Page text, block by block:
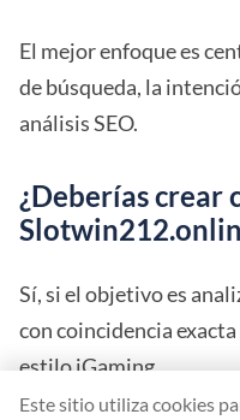
El mejor enfoque es
de búsqueda, la
análisis SEO.
¿Deberías crear
Sí, si el objetivo es
con coincidencia
estilo iGaming.
Este sitio utiliza cookies